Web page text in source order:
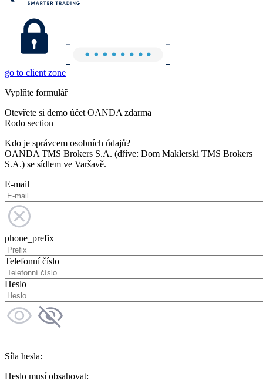
go to client zone
Vyplňte formulář
Otevřete si demo účet OANDA zdarma
Rodo section
Kdo je správcem osobních údajů?
OANDA TMS Brokers S.A. (dříve: Dom Maklerski TMS Brokers
S.A.) se sídlem ve Varšavě.
E-mail
phone_prefix
Telefonní číslo
Heslo
Síla hesla:
Heslo musí obsahovat: